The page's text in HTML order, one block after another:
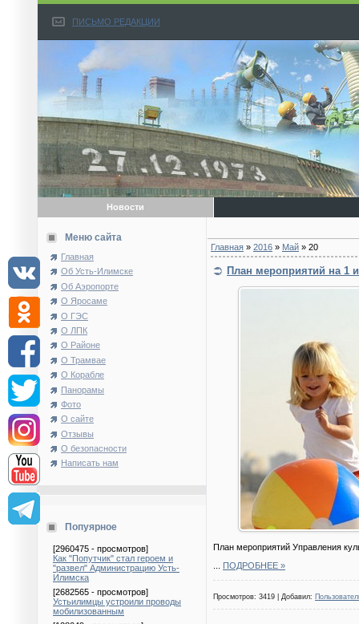
ПИСЬМО РЕДАКЦИИ
Новости
Меню сайта
Главная
Об Усть-Илимске
Об Аэропорте
О Яросаме
О ГЭС
О ЛПК
О Районе
О Трамвае
О Корабле
Панорамы
Фото
О сайте
Отзывы
О безопасности
Написать нам
Попуярное
[2960475 - просмотров]
Как "Попутчик" стал героем и
"развел" Администрацию Усть-
Илимска
[2682565 - просмотров]
Устьилимцы устроили проводы
мобилизованным
Главная » 2016 » Май » 20
План мероприятий на 1
План мероприятий Управления
ПОДРОБНЕЕ »
Просмотров: 3419 | Добавил: